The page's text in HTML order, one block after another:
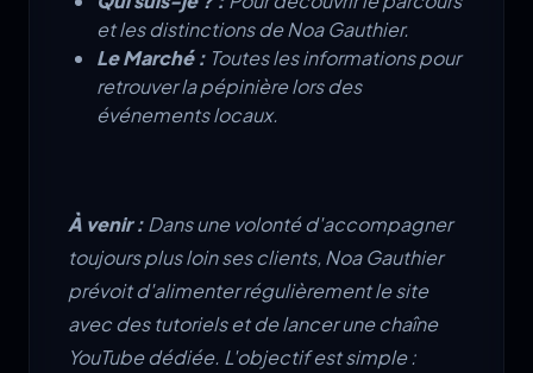
et les distinctions de Noa Gauthier.
Le Marché : Toutes les informations pour
retrouver la pépinière lors des
événements locaux.
À venir :Dans une volonté d'accompagner
toujours plus loin ses clients, Noa Gauthier
prévoit d'alimenter régulièrement le site
avec des tutoriels et de lancer une chaîne
YouTube dédiée. L'objectif est simple :